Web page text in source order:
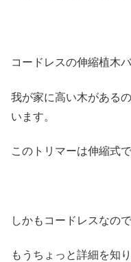
コードレスの伸縮植木
我が家に高い木がある
います。
このトリマーは伸縮式
しかもコードレスなの
もうちょっと詳細を知